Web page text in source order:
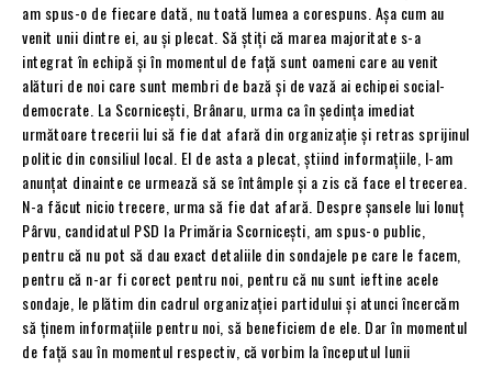
am spus-o de fiecare dată, nu toată lumea a corespuns. Așa cum au
venit unii dintre ei, au și plecat. Să știți că marea majoritate s-a
integrat în echipă și în momentul de față sunt oameni care au venit
alături de noi care sunt membri de bază și de vază ai echipei social-
democrate. La Scornicești, Brânaru, urma ca în ședința imediat
următoare trecerii lui să fie dat afară din organizație și retras sprijinul
politic din consiliul local. El de asta a plecat, știind informațiile, l-am
anunțat dinainte ce urmează să se întâmple și a zis că face el trecerea.
N-a făcut nicio trecere, urma să fie dat afară. Despre șansele lui Ionuț
Pârvu, candidatul PSD la Primăria Scornicești, am spus-o public,
pentru că nu pot să dau exact detaliile din sondajele pe care le facem,
pentru că n-ar fi corect pentru noi, pentru că nu sunt ieftine acele
sondaje, le plătim din cadrul organizației partidului și atunci încercăm
să ținem informațiile pentru noi, să beneficiem de ele. Dar în momentul
de față sau în momentul respectiv, că vorbim la începutul lunii